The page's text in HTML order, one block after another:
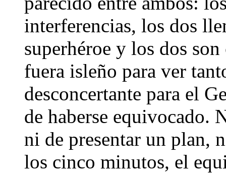
interferencias, los dos
superhéroe y los dos
fuera isleño para ver
desconcertante para el
de haberse equivocado.
ni de presentar un plan,
los cinco minutos, el